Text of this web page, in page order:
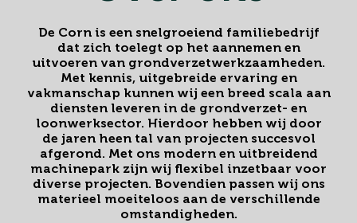
De Corn is een snelgroeiend familiebedrijf
dat zich toelegt op het aannemen en
uitvoeren van grondverzetwerkzaamheden.
Met kennis, uitgebreide ervaring en
vakmanschap kunnen wij een breed scala aan
diensten leveren in de grondverzet- en
loonwerksector. Hierdoor hebben wij door
de jaren heen tal van projecten succesvol
afgerond. Met ons modern en uitbreidend
machinepark zijn wij flexibel inzetbaar voor
diverse projecten. Bovendien passen wij ons
materieel moeiteloos aan de verschillende
omstandigheden.